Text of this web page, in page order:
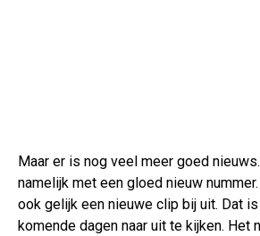
Maar er is nog veel meer goed
namelijk met een gloed nieuw
ook gelijk een nieuwe clip bij uit. Dat
komende dagen naar uit te kijken. Het